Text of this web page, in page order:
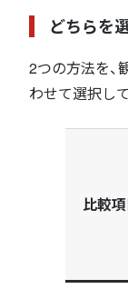
どちらを
2つの方法を、
わせて選択し
比較